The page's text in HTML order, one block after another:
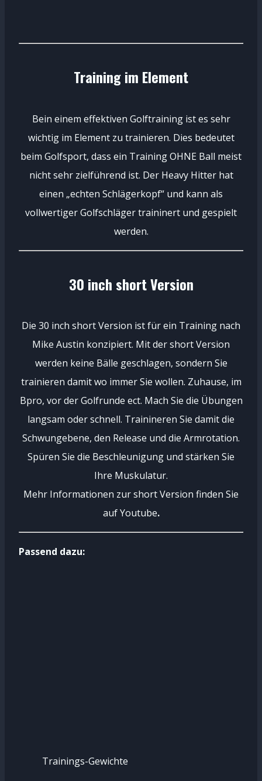
Training im Element
Bein einem effektiven Golftraining ist es sehr
wichtig im Element zu trainieren. Dies bedeutet
beim Golfsport, dass ein Training OHNE Ball meist
nicht sehr zielführend ist. Der Heavy Hitter hat
einen „echten Schlägerkopf“ und kann als
vollwertiger Golfschläger traininert und gespielt
werden.
30 inch short Version
Die 30 inch short Version ist für ein Training nach
Mike Austin konzipiert. Mit der short Version
werden keine Bälle geschlagen, sondern Sie
trainieren damit wo immer Sie wollen. Zuhause, im
Bpro, vor der Golfrunde ect. Mach Sie die Übungen
langsam oder schnell. Trainineren Sie damit die
Schwungebene, den Release und die Armrotation.
Spüren Sie die Beschleunigung und stärken Sie
Ihre Muskulatur.
Mehr Informationen zur short Version finden Sie
auf Youtube.
Passend dazu:
Trainings-Gewichte